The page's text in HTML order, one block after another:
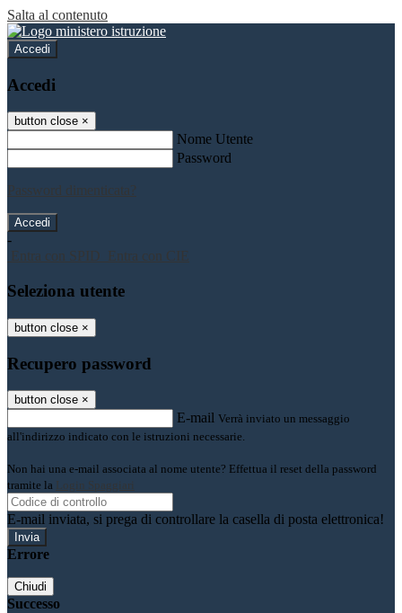
Salta al contenuto
Accedi
Accedi
button close ×
Nome Utente
Password
Password dimenticata?
-
Entra con SPID
Entra con CIE
Seleziona utente
button close ×
Recupero password
button close ×
E-mail Verrà inviato un messaggio
all'indirizzo indicato con le istruzioni necessarie.
Non hai una e-mail associata al nome utente? Effettua il reset della password
tramite la Login Spaggiari
E-mail inviata, si prega di controllare la casella di posta elettronica!
Errore
Chiudi
Successo